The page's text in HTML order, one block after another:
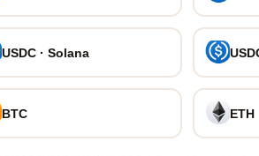
USDC · Solana
BTC ETH